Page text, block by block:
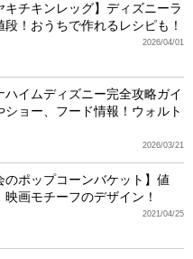
キチキンレッグ】ディズニーラ
！おうちで作れるレシピも！
2026/04/01
ハイムディズニー完全攻略ガイ
ショー、フード情報！ウォルト
2026/03/21
のポップコーンバケット】値
画モチーフのデザイン！
2021/04/25